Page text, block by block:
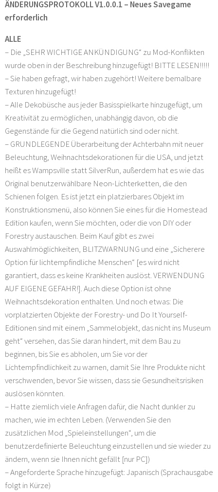
ÄNDERUNGSPROTOKOLL V1.0.0.1 – Neues Savegame
erforderlich
ALLE
– Die „SEHR WICHTIGE ANKÜNDIGUNG“ zu Mod-Konflikten
wurde oben in der Beschreibung hinzugefügt! BITTE LESEN!!!!!
– Sie haben gefragt, wir haben zugehört! Weitere bemalbare
Texturen hinzugefügt!
– Alle Dekobüsche aus jeder Basisspielkarte hinzugefügt, um
Kreativität zu ermöglichen, unabhängig davon, ob die
Gegenstände für die Gegend natürlich sind oder nicht.
– GRUNDLEGENDE Überarbeitung der Achterbahn mit neuer
Beleuchtung, Weihnachtsdekorationen für die USA, und jetzt
heißt es Wampsville statt SilverRun, außerdem hat es wie das
Original benutzerwählbare Neon-Lichterketten, die den
Schienen folgen. Es ist jetzt ein platzierbares Objekt im
Konstruktionsmenü, also können Sie eines für die Homestead
Edition kaufen, wenn Sie möchten, oder die von DIY oder
Forestry austauschen. Beim Kauf gibt es zwei
Auswahlmöglichkeiten, BLITZWARNUNG und eine „Sicherere
Option für lichtempfindliche Menschen“ [es wird nicht
garantiert, dass es keine Krankheiten auslöst. VERWENDUNG
AUF EIGENE GEFAHR!]. Auch diese Option ist ohne
Weihnachtsdekoration enthalten. Und noch etwas: Die
vorplatzierten Objekte der Forestry- und Do It Yourself-
Editionen sind mit einem „Sammelobjekt, das nicht ins Museum
geht“ versehen, das Sie daran hindert, mit dem Bau zu
beginnen, bis Sie es abholen, um Sie vor der
Lichtempfindlichkeit zu warnen, damit Sie Ihre Produkte nicht
verschwenden, bevor Sie wissen, dass sie Gesundheitsrisiken
auslösen könnten.
– Hatte ziemlich viele Anfragen dafür, die Nacht dunkler zu
machen, wie im echten Leben. (Verwenden Sie den
zusätzlichen Mod „Spieleinstellungen“, um die
benutzerdefinierte Beleuchtung einzustellen und sie wieder zu
ändern, wenn sie Ihnen nicht gefällt [nur PC])
– Angeforderte Sprache hinzugefügt: Japanisch (Sprachausgabe
folgt in Kürze)